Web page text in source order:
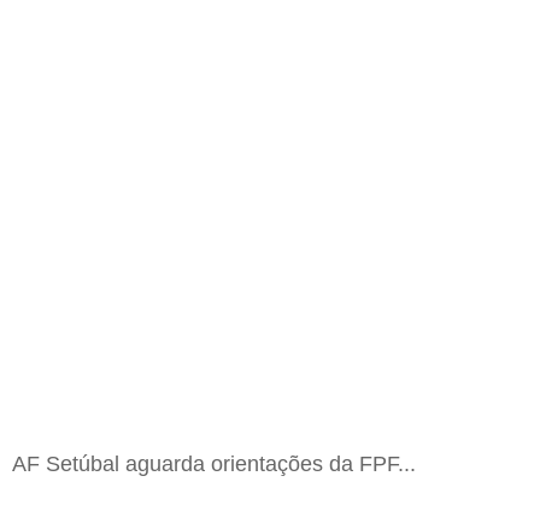
AF Setúbal aguarda orientações da FPF...